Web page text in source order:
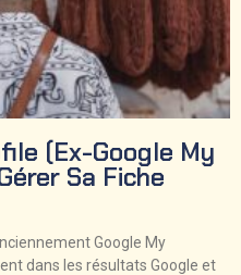
(ex-Google My
Sa Fiche
Google My
dans les résultats Google et